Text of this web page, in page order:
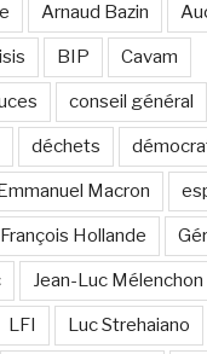
Arnaud Bazin
BIP Cavam
conseil général
déchets
Macron
François Hollande
Jean-Luc Mélenchon
LFI Luc Strehaiano